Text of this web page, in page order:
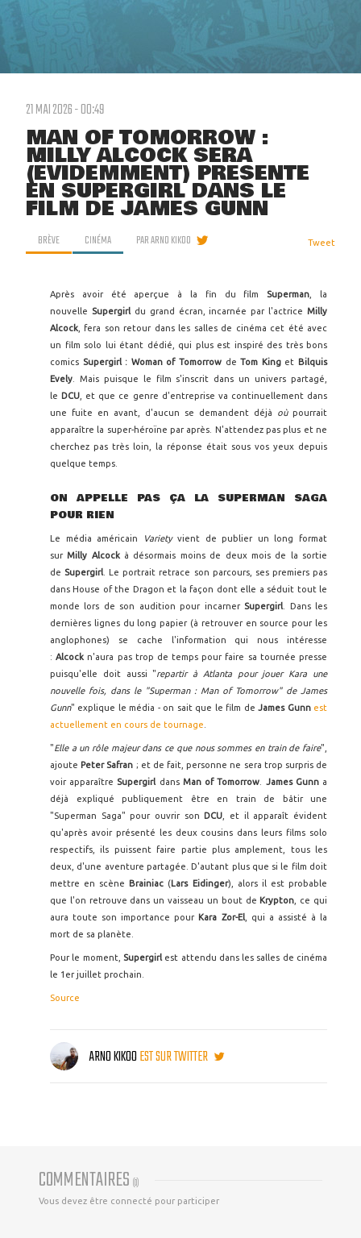
21 MAI 2026 - 00:49
MAN OF TOMORROW :
MILLY ALCOCK SERA
(ÉVIDEMMENT) PRÉSENTE
EN SUPERGIRL DANS LE
FILM DE JAMES GUNN
BRÈVE CINÉMA PARARNO KIKOO Tweet
Après avoir été aperçue à la fin du film Superman , la
nouvelle Supergirl du grand écran, incarnée par l'actrice Milly
Alcock , fera son retour dans les salles de cinéma cet été avec
un film solo lui étant dédié, qui plus est inspiré des très bons
comics Supergirl : Woman of Tomorrow deTom King et Bilquis
Evely . Mais puisque le film s'inscrit dans un univers partagé,
le DCU , et que ce genre d'entreprise va continuellement dans
une fuite en avant, d'aucun se demandent déjà où pourrait
apparaître la super-héroïne par après. N'attendez pas plus et ne
cherchez pas très loin, la réponse était sous vos yeux depuis
quelque temps.
ON APPELLE PAS ÇA LA SUPERMAN SAGA
POUR RIEN
Le média américain Varietyvient de publier un long format
surMilly Alcock à désormais moins de deux mois de la sortie
de Supergirl . Le portrait retrace son parcours, ses premiers pas
dans House of the Dragon et la façon dont elle a séduit tout le
monde lors de son audition pour incarner Supergirl . Dans les
dernières lignes du long papier (à retrouver en source pour les
anglophones) se cache l'information qui nous intéresse
:Alcockn'aura pas trop de temps pour faire sa tournée presse
puisqu'elle doit aussi "repartir à Atlanta pour jouer Kara une
nouvelle fois, dans le "Superman : Man of Tomorrow" de James
Gunn" explique le média - on sait que le film deJames Gunn est
actuellement en cours de tournage
"Elle a un rôle majeur dans ce que nous sommes en train de faire",
ajoute Peter Safran ; et de fait, personne ne sera trop surpris de
voir apparaître Supergirl dans Man of Tomorrow James Gunn a
déjà expliqué publiquement être en train de bâtir une
"Superman Saga" pour ouvrir son
DCU , et il apparaît évident
qu'après avoir présenté les deux cousins dans leurs films solo
respectifs, ils puissent faire partie plus amplement, tous les
deux, d'une aventure partagée. D'autant plus que si le film doit
mettre en scène
Brainiac (Lars Eidinger), alors il est probable
que l'on retrouve dans un vaisseau un bout de Krypton , ce qui
aura toute son importance pour Kara Zor-El, qui a assisté à la
mort de sa planète.
Pour le moment, Supergirl est attendu dans les salles de cinéma
le 1er juillet prochain.
Source
ARNO KIKOOEST SUR TWITTER
COMMENTAIRES (0)
Vous devez être connecté pour participer